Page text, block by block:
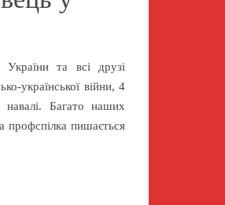
України та всі друзі
української війни, 4
навалі. Багато наших
профспілка пишається